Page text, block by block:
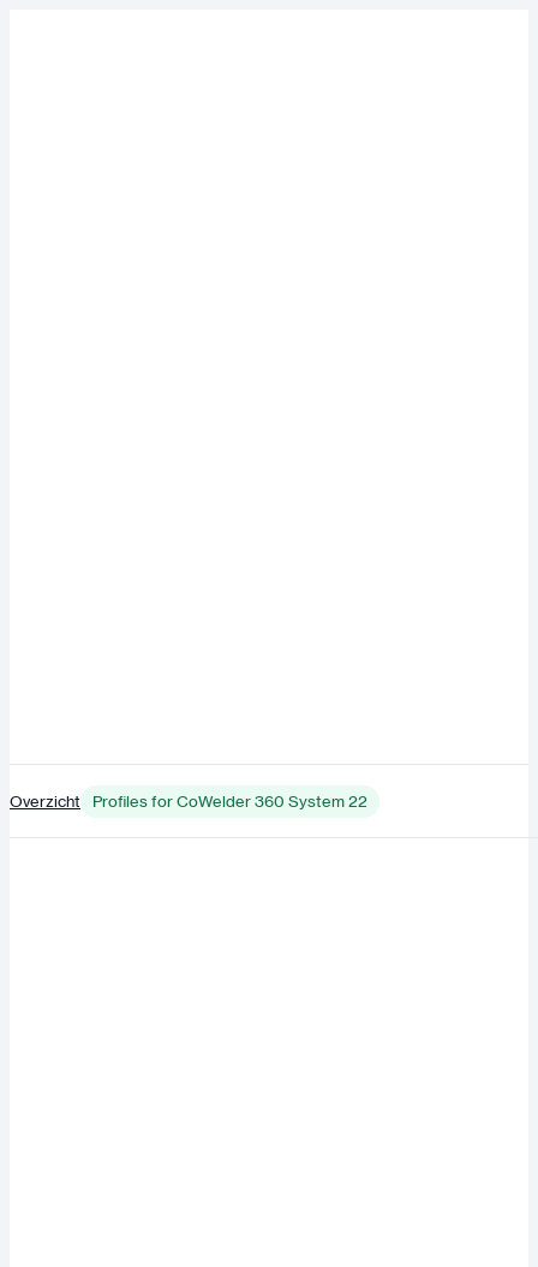
Overzicht Profiles for CoWelder 360 System 22